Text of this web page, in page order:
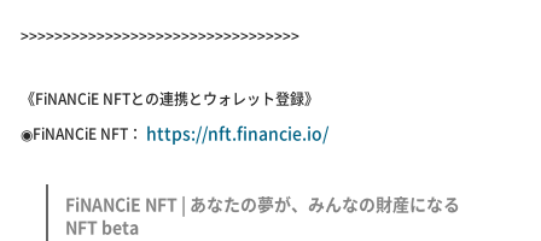
>>>>>>>>>>>>>>>>>>>>>>>>>>>>>>>>>
《FiNANCiE NFTとの連携とウォレット登録》
◉FiNANCiE NFT： https://nft.financie.io/
FiNANCiE NFT | あなたの夢が、みんなの財産になる
NFT beta